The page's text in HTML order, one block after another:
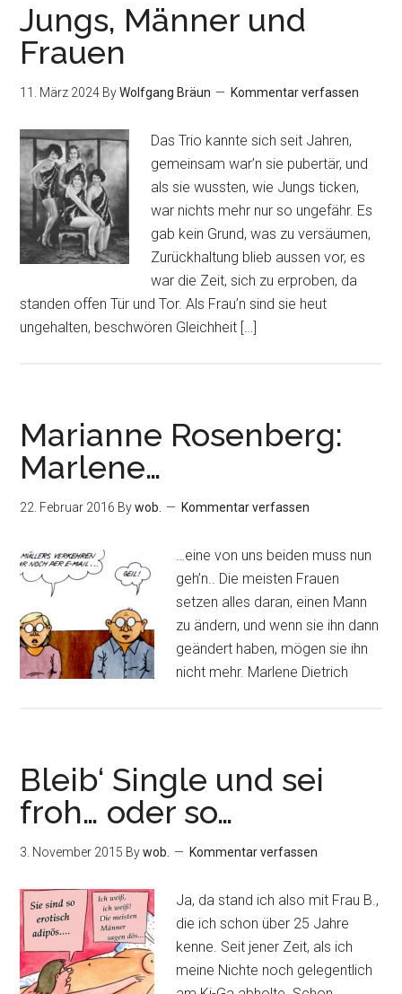
Jungs, Männer und
Frauen
11. März 2024 ByWolfgang Bräun Kommentar verfassen
Das Trio kannte sich seit Jahren,
gemeinsam war’n sie pubertär, und
als sie wussten, wie Jungs ticken,
war nichts mehr nur so ungefähr. Es
gab kein Grund, was zu versäumen,
Zurückhaltung blieb aussen vor, es
war die Zeit, sich zu erproben, da
standen offen Tür und Tor. Als Frau’n sind sie heut
ungehalten, beschwören Gleichheit […]
Marianne Rosenberg:
Marlene…
22. Februar 2016 Bywob. Kommentar verfassen
…eine von uns beiden muss nun
geh’n.. Die meisten Frauen
setzen alles daran, einen Mann
zu ändern, und wenn sie ihn dann
geändert haben, mögen sie ihn
nicht mehr. Marlene Dietrich
Bleib‘ Single und sei
froh… oder so…
3. November 2015 Bywob. Kommentar verfassen
Ja, da stand ich also mit Frau B.,
die ich schon über 25 Jahre
kenne. Seit jener Zeit, als ich
meine Nichte noch gelegentlich